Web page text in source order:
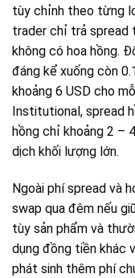
tùy chỉnh theo từng
trader chỉ trả spread
không có hoa hồng.
đáng kể xuống còn
khoảng 6 USD cho
Institutional, spread
hồng chỉ khoảng 2 –
dịch khối lượng lớn.
Ngoài phí spread và
swap qua đêm nếu
tùy sản phẩm và
dụng đồng tiền khác
phát sinh thêm phí